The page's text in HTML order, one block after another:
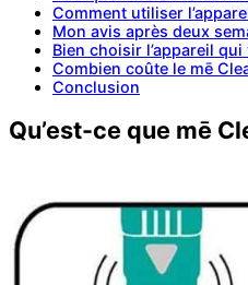
Comment utiliser
Mon avis après deux
Bien choisir l’appareil
Combien coûte le mē
Conclusion
Qu’est-ce que mē